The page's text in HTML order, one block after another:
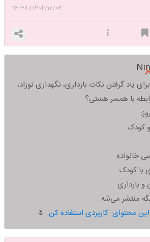
1404/12/04
|
16:38
یاد گرفتن نکات بارداری، نگهداری نوزاد،
با همسر هستی؟
و کودک
خانواده
با کودک
بارداری
منتشر می‌شه...
🌷